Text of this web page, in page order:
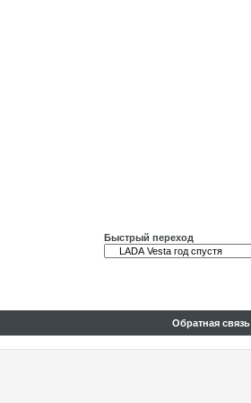
Быстрый переход
Обратная связь